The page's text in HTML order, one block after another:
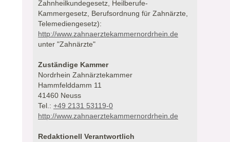
Zahnheilkundegesetz, Heilberufe-
Kammergesetz, Berufsordnung für Zahnärzte,
Telemediengesetz):
http://www.zahnaerztekammernordrhein.de
unter "Zahnärzte"
Zuständige Kammer
Nordrhein Zahnärztekammer
Hammfelddamm 11
41460 Neuss
Tel.: +49 2131 53119-0
http://www.zahnaerztekammernordrhein.de
Redaktionell Verantwortlich